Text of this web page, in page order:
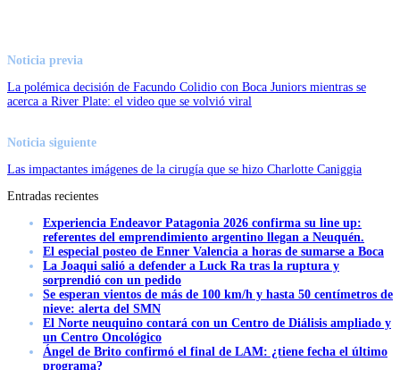
Noticia previa
La polémica decisión de Facundo Colidio con Boca Juniors mientras se
acerca a River Plate: el video que se volvió viral
Noticia siguiente
Las impactantes imágenes de la cirugía que se hizo Charlotte Caniggia
Entradas recientes
Experiencia Endeavor Patagonia 2026 confirma su line up:
referentes del emprendimiento argentino llegan a Neuquén.
El especial posteo de Enner Valencia a horas de sumarse a Boca
La Joaqui salió a defender a Luck Ra tras la ruptura y
sorprendió con un pedido
Se esperan vientos de más de 100 km/h y hasta 50 centímetros de
nieve: alerta del SMN
El Norte neuquino contará con un Centro de Diálisis ampliado y
un Centro Oncológico
Ángel de Brito confirmó el final de LAM: ¿tiene fecha el último
programa?